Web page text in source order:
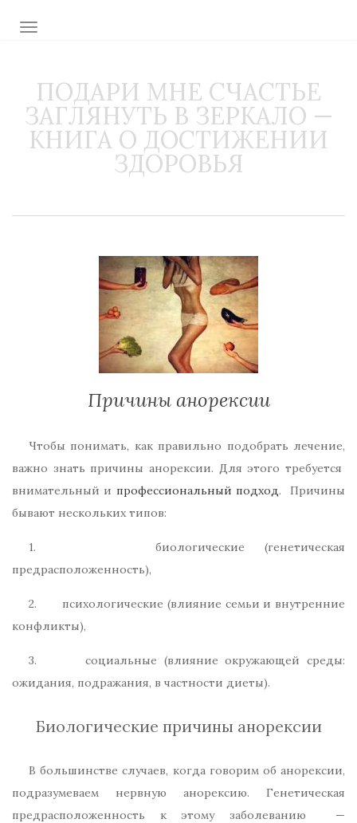
TOGGLE NAVIGATION
ПОДАРИ МНЕ СЧАСТЬЕ
ЗАГЛЯНУТЬ В ЗЕРКАЛО —
КНИГА О ДОСТИЖЕНИИ
ЗДОРОВЬЯ
Причины анорексии
Чтобы понимать, как правильно подобрать лечение,
важно знать причины анорексии. Для этого требуется
внимательный и профессиональный подход. Причины
бывают нескольких типов:
1. биологические (генетическая
предрасположенность),
2. психологические (влияние семьи и внутренние
конфликты),
3. социальные (влияние окружающей среды:
ожидания, подражания, в частности диеты).
Биологические причины анорексии
В большинстве случаев, когда говорим об анорексии,
подразумеваем нервную анорексию. Генетическая
предрасположенность к этому заболеванию —